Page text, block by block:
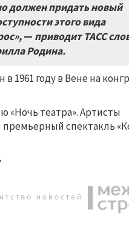
должен придать новый
этого вида
— приводит ТАСС
Родина.
1961 году в Вене на
«Ночь театра». Артисты
премьерный спектакль